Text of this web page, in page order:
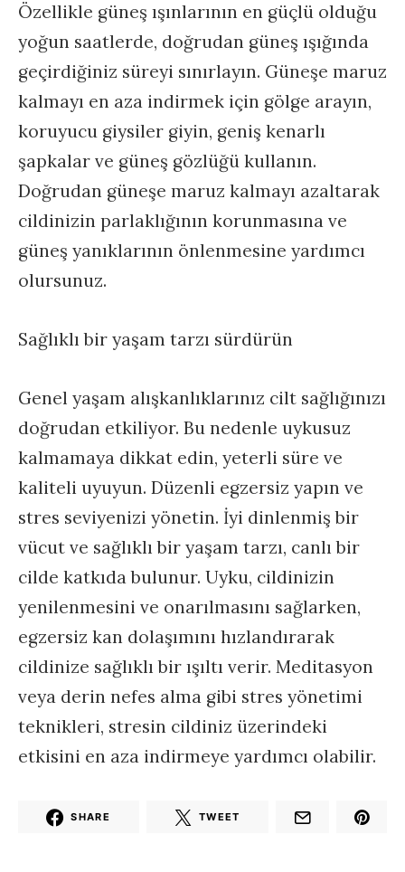
Özellikle güneş ışınlarının en güçlü olduğu
yoğun saatlerde, doğrudan güneş ışığında
geçirdiğiniz süreyi sınırlayın. Güneşe maruz
kalmayı en aza indirmek için gölge arayın,
koruyucu giysiler giyin, geniş kenarlı
şapkalar ve güneş gözlüğü kullanın.
Doğrudan güneşe maruz kalmayı azaltarak
cildinizin parlaklığının korunmasına ve
güneş yanıklarının önlenmesine yardımcı
olursunuz.
Sağlıklı bir yaşam tarzı sürdürün
Genel yaşam alışkanlıklarınız cilt sağlığınızı
doğrudan etkiliyor. Bu nedenle uykusuz
kalmamaya dikkat edin, yeterli süre ve
kaliteli uyuyun. Düzenli egzersiz yapın ve
stres seviyenizi yönetin. İyi dinlenmiş bir
vücut ve sağlıklı bir yaşam tarzı, canlı bir
cilde katkıda bulunur. Uyku, cildinizin
yenilenmesini ve onarılmasını sağlarken,
egzersiz kan dolaşımını hızlandırarak
cildinize sağlıklı bir ışıltı verir. Meditasyon
veya derin nefes alma gibi stres yönetimi
teknikleri, stresin cildiniz üzerindeki
etkisini en aza indirmeye yardımcı olabilir.
SHARE TWEET